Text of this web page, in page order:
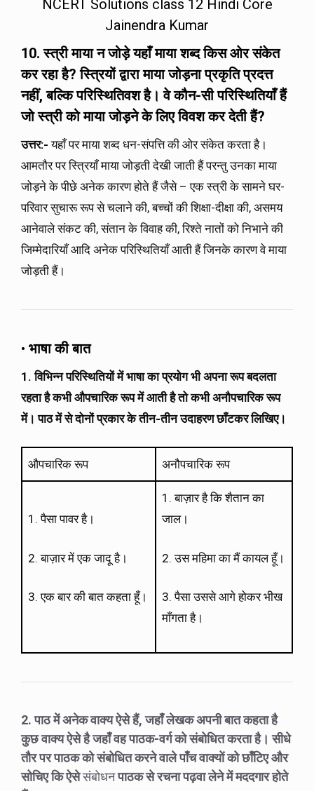
NCERT Solutions class 12 Hindi Core
Jainendra Kumar
10. स्त्री माया न जोड़े यहाँ माया शब्द किस ओर संकेत
कर रहा है? स्त्रियों द्वारा माया जोड़ना प्रकृति प्रदत्त
नहीं,बल्कि परिस्थितिवश है। वे कौन-सी परिस्थितियाँ हैं
जो स्त्री को माया जोड़ने के लिए विवश कर देती हैं?
उत्तर:-यहाँ पर माया शब्द धन-संपत्ति की ओर संकेत करता है।
आमतौर पर स्त्रियाँ माया जोड़ती देखी जाती हैं परन्तु उनका माया
जोड़ने के पीछे अनेक कारण होते हैं जैसे – एक स्त्री के सामने घर-
परिवार सुचारू रूप से चलाने की, बच्चों की शिक्षा-दीक्षा की, असमय
आनेवाले संकट की, संतान के विवाह की, रिश्ते नातों को निभाने की
जिम्मेदारियाँ आदि अनेक परिस्थितियाँ आती हैं जिनके कारण वे माया
जोड़ती हैं।
• भाषा की बात
1. विभिन्न परिस्थितियों में भाषा का प्रयोग भी अपना रूप बदलता
रहता है कभी औपचारिक रूप में आती है तो कभी अनौपचारिक रूप
में। पाठ में से दोनों प्रकार के तीन-तीन उदाहरण छाँटकर लिखिए।
औपचारिक रूप अनौपचारिक रूप
1. पैसा पावर है।
2. बाज़ार में एक जादू है।
3. एक बार की बात कहता हूँ।
1. बाज़ार है कि शैतान का
जाल।
2. उस महिमा का मैं कायल हूँ।
3. पैसा उससे आगे होकर भीख
माँगता है।
2. पाठ में अनेक वाक्य ऐसे हैं,जहाँ लेखक अपनी बात कहता है
कुछ वाक्य ऐसे है जहाँ वह पाठक-वर्ग को संबोधित करता है। सीधे
तौर पर पाठक को संबोधित करने वाले पाँच वाक्यों को छाँटिए और
सोचिए कि ऐसेसंबोधनपाठक से रचना पढ़वा लेने में मददगार होते